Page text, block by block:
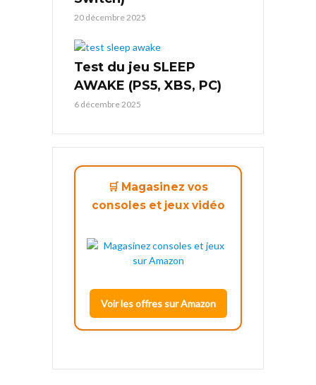
20 décembre 2025
Test du jeu SLEEP
AWAKE (PS5, XBS, PC)
6 décembre 2025
🛒 Magasinez vos
consoles et jeux vidéo
Voir les offres sur Amazon